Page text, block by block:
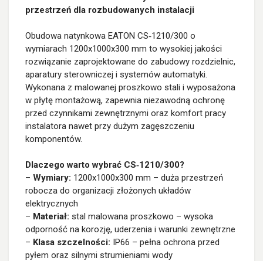
przestrzeń dla rozbudowanych instalacji
Obudowa natynkowa EATON CS‑1210/300 o
wymiarach 1200x1000x300 mm to wysokiej jakości
rozwiązanie zaprojektowane do zabudowy rozdzielnic,
aparatury sterowniczej i systemów automatyki.
Wykonana z malowanej proszkowo stali i wyposażona
w płytę montażową, zapewnia niezawodną ochronę
przed czynnikami zewnętrznymi oraz komfort pracy
instalatora nawet przy dużym zagęszczeniu
komponentów.
Dlaczego warto wybrać CS‑1210/300?
– Wymiary: 1200x1000x300 mm – duża przestrzeń
robocza do organizacji złożonych układów
elektrycznych
– Materiał: stal malowana proszkowo – wysoka
odporność na korozję, uderzenia i warunki zewnętrzne
– Klasa szczelności: IP66 – pełna ochrona przed
pyłem oraz silnymi strumieniami wody